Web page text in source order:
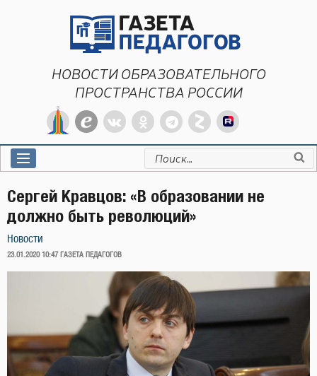
НОВОСТИ ОБРАЗОВАТЕЛЬНОГО
ПРОСТРАНСТВА РОССИИ
Искать:
Сергей Кравцов: «В образовании не
должно быть революций»
Новости
ОПУБЛИКОВАНО
23.01.2020 10:47 ГАЗЕТА ПЕДАГОГОВ